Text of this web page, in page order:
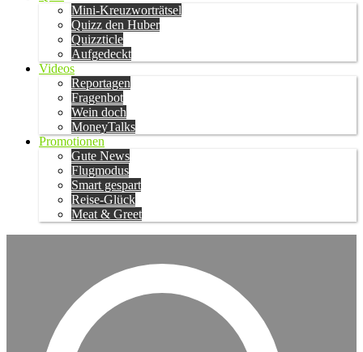
Mini-Kreuzworträtsel
Quizz den Huber
Quizzticle
Aufgedeckt
Videos
Reportagen
Fragenbot
Wein doch
MoneyTalks
Promotionen
Gute News
Flugmodus
Smart gespart
Reise-Glück
Meat & Greet